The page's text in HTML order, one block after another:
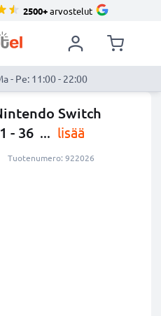
2500+arvostelut
- Pe: 11:00 - 22:00
Switch
- 36 ... lisää
Tuotenumero: 922026